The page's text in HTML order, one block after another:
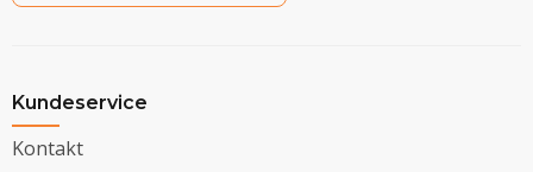
Kundeservice
Kontakt